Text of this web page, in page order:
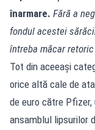
înarmare. Fără a
fondul acestei
întreba măcar
Tot din aceeași
orice altă cale de
de euro către
ansamblul lipsurilor